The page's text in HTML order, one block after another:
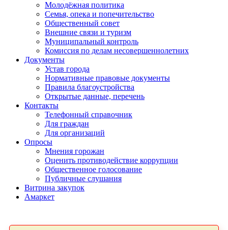
Молодёжная политика
Семья, опека и попечительство
Общественный совет
Внешние связи и туризм
Муниципальный контроль
Комиссия по делам несовершеннолетних
Документы
Устав города
Нормативные правовые документы
Правила благоустройства
Открытые данные, перечень
Контакты
Телефонный справочник
Для граждан
Для организаций
Опросы
Мнения горожан
Оценить противодействие коррупции
Общественное голосование
Публичные слушания
Витрина закупок
Амаркет